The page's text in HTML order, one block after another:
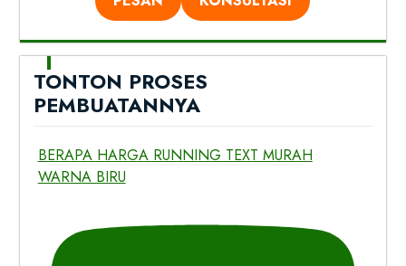
TONTON PROSES
PEMBUATANNYA
BERAPA HARGA RUNNING TEXT MURAH
WARNA BIRU